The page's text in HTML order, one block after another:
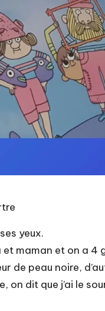
yeux.
et maman et on a 4
de peau noire,
dit que j’ai le